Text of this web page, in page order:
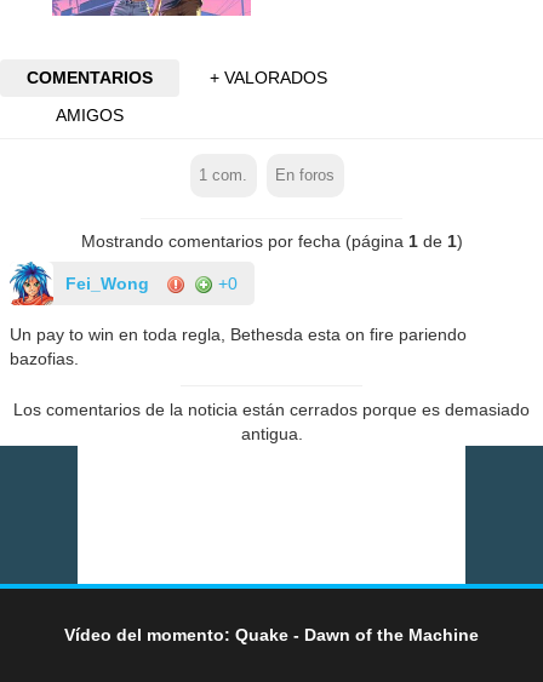
COMENTARIOS
+ VALORADOS
AMIGOS
1 com. En foros
Mostrando comentarios por fecha (página 1de 1)
Fei_Wong +0
Un pay to win en toda regla, Bethesda esta on fire pariendo
bazofias.
Los comentarios de la noticia están cerrados porque es demasiado
antigua.
Vídeo del momento: Quake - Dawn of the Machine